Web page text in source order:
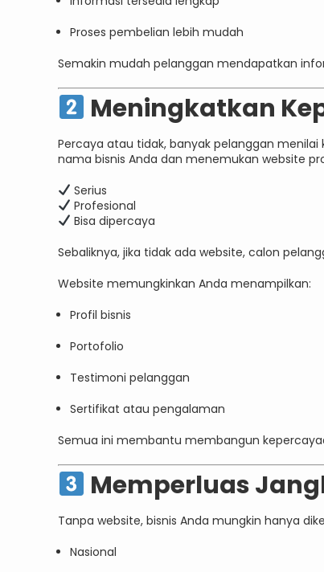
Proses pembelian lebih mudah
Semakin mudah pelanggan mendapatkan
Meningkatkan
Percaya atau tidak, banyak pelanggan menilai
nama bisnis Anda dan menemukan website
Serius
Profesional
Bisa dipercaya
Sebaliknya, jika tidak ada website, calon
Website memungkinkan Anda menampilkan:
Profil bisnis
Portofolio
Testimoni pelanggan
Sertifikat atau pengalaman
Semua ini membantu membangun
Memperluas
Tanpa website, bisnis Anda mungkin hanya
Nasional